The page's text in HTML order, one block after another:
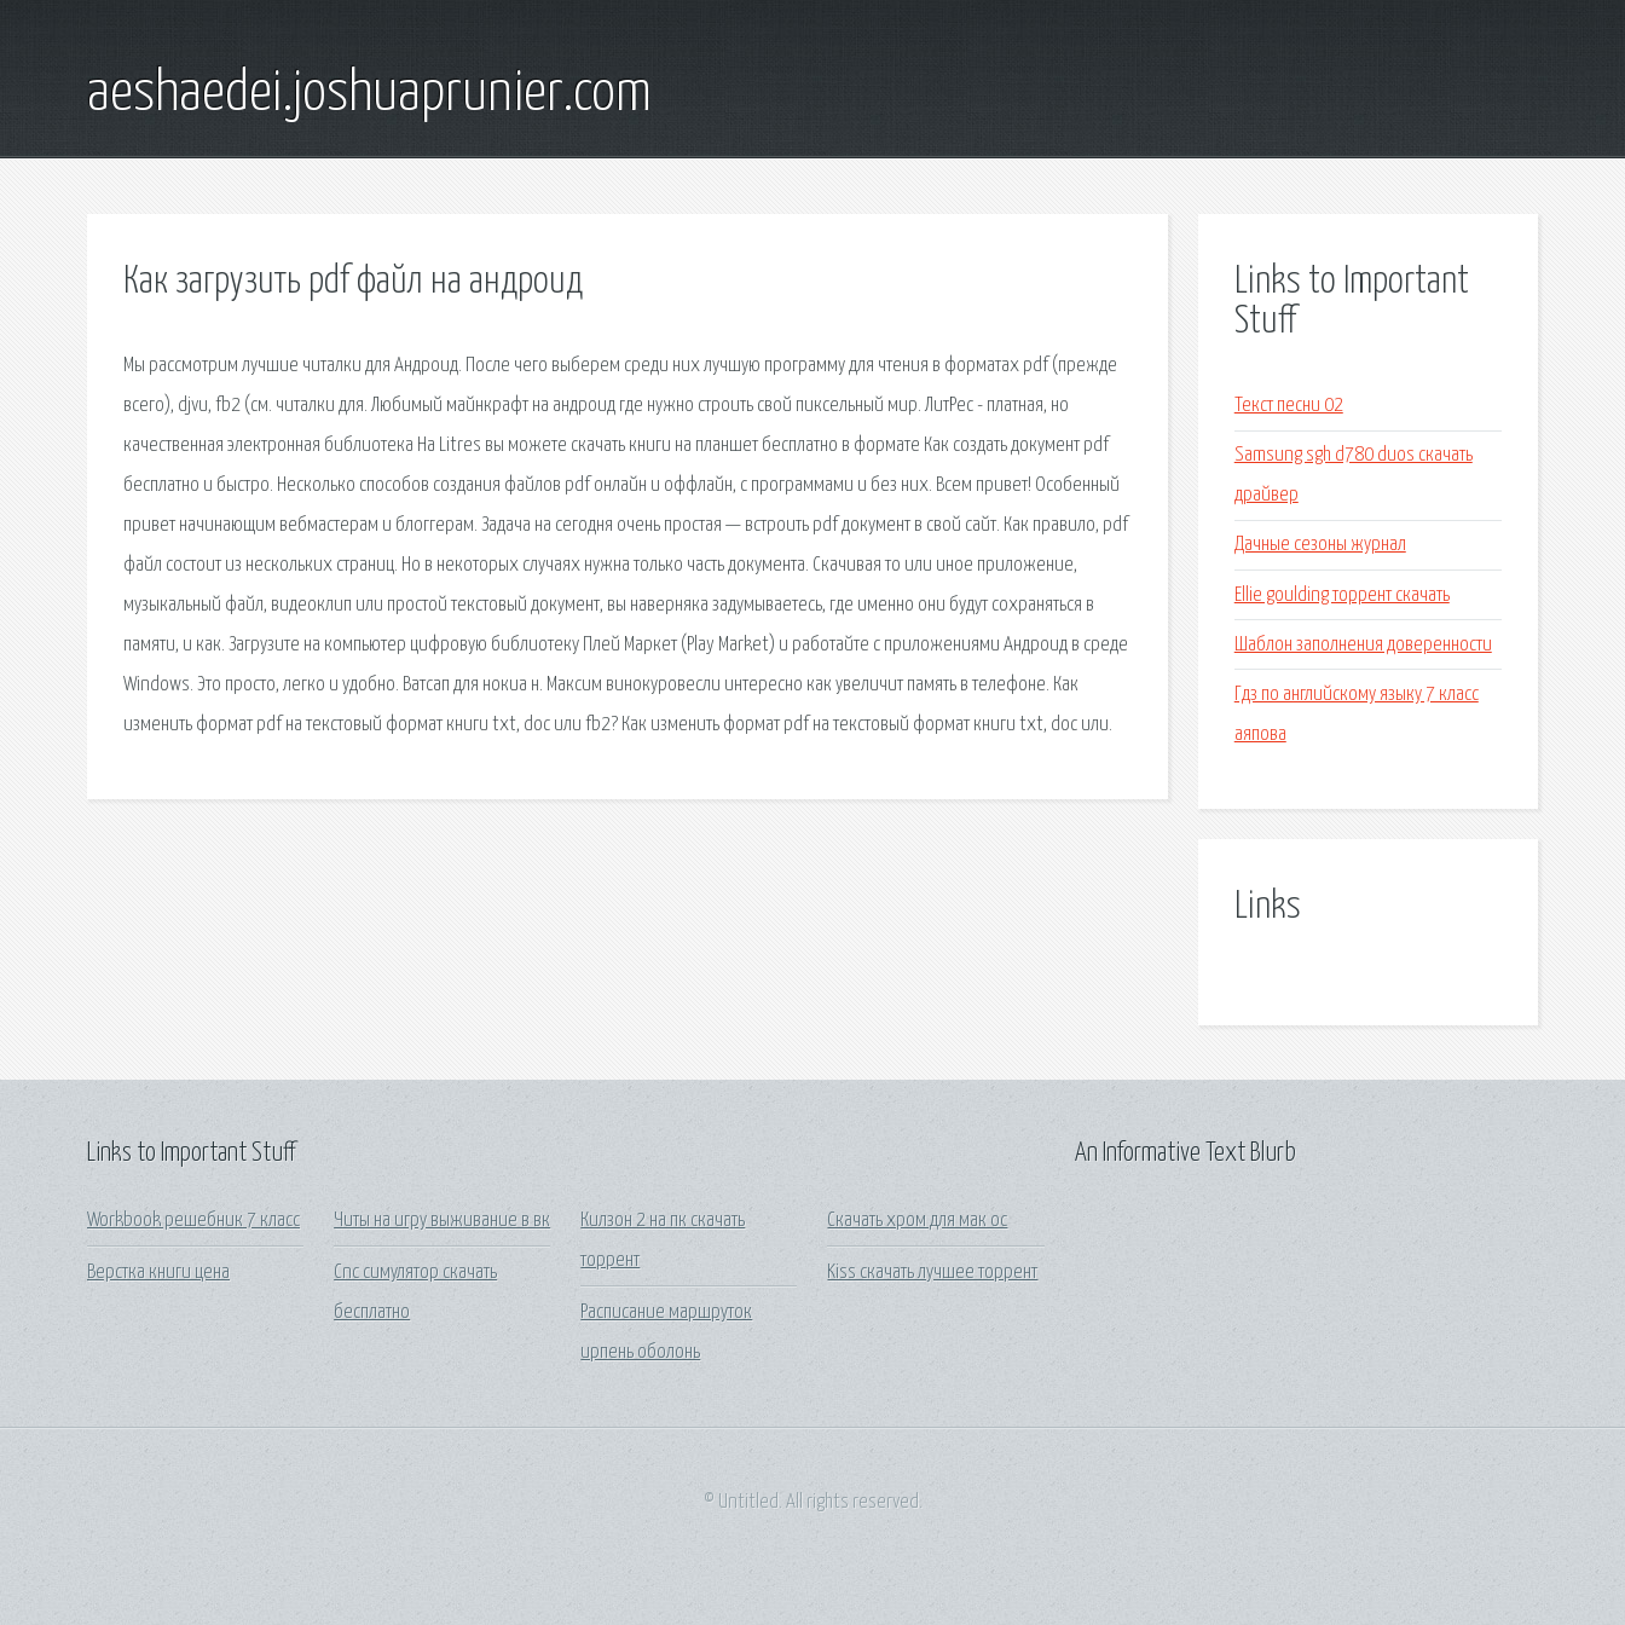
aeshaedei.joshuaprunier.com
Как загрузить pdf файл на андроид
Мы рассмотрим лучшие читалки для Андроид. После чего выберем среди них лучшую программу для чтения в форматах pdf (прежде
всего), djvu, fb2 (см. читалки для. Любимый майнкрафт на андроид где нужно строить свой пиксельный мир. ЛитРес - платная, но
качественная электронная библиотека На Litres вы можете скачать книги на планшет бесплатно в формате Как создать документ pdf
бесплатно и быстро. Несколько способов создания файлов pdf онлайн и оффлайн, с программами и без них. Всем привет! Особенный
привет начинающим вебмастерам и блоггерам. Задача на сегодня очень простая — встроить pdf документ в свой сайт. Как правило, pdf
файл состоит из нескольких страниц. Но в некоторых случаях нужна только часть документа. Скачивая то или иное приложение,
музыкальный файл, видеоклип или простой текстовый документ, вы наверняка задумываетесь, где именно они будут сохраняться в
памяти, и как. Загрузите на компьютер цифровую библиотеку Плей Маркет (Play Market) и работайте с приложениями Андроид в среде
Windows. Это просто, легко и удобно. Ватсап для нокиа н. Максим винокуровесли интересно как увеличит память в телефоне. Как
изменить формат pdf на текстовый формат книги txt, doc или fb2? Как изменить формат pdf на текстовый формат книги txt, doc или.
Links to Important
Stuff
Текст песни 02
Samsung sgh d780 duos скачать
драйвер
Дачные сезоны журнал
Ellie goulding торрент скачать
Шаблон заполнения доверенности
Гдз по английскому языку 7 класс
аяпова
Links
Links to Important Stuff
Workbook решебник 7 класс
Верстка книги цена
Читы на игру выживание в вк
Cnc симулятор скачать
бесплатно
Килзон 2 на пк скачать
торрент
Расписание маршруток
ирпень оболонь
Скачать хром для мак ос
Kiss скачать лучшее торрент
An Informative Text Blurb
© Untitled. All rights reserved.